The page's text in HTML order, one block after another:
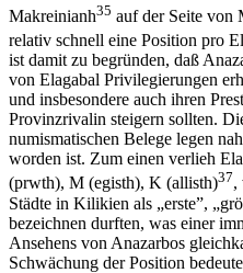
Makreinianh35 auf der Seite von
relativ schnell eine Position pro
ist damit zu begründen, daß
von Elagabal Privilegierungen
und insbesondere auch ihren
Provinzrivalin steigern sollten.
numismatischen Belege legen
worden ist. Zum einen verlieh
(prwth), M (egisth), K (allisth)37,
Städte in Kilikien als „erste”,
bezeichnen durften, was einer
Ansehens von Anazarbos
Schwächung der Position